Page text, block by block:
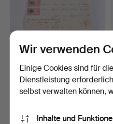
OSKAR I. unterschriebenes
Ernennungsschrei…
1 Gebot
53 USD
Wir verwenden
Einige Cookies sind für
Dienstleistung
selbst verwalten können,
Inhalte und